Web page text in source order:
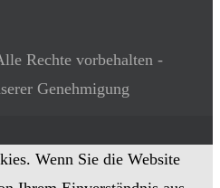
Rechte vorbehalten -
Genehmigung
Wenn Sie die Website